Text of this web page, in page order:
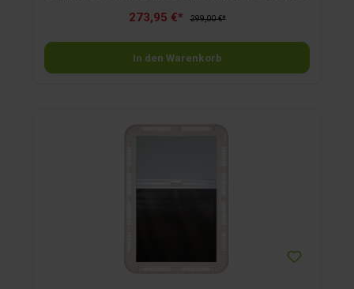
273,95 €* 299,00 €*
In den Warenkorb